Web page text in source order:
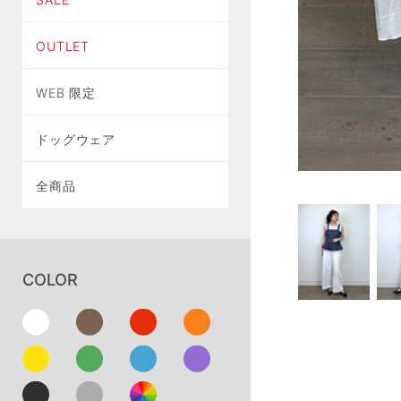
OUTLET
WEB 限定
ドッグウェア
全商品
COLOR